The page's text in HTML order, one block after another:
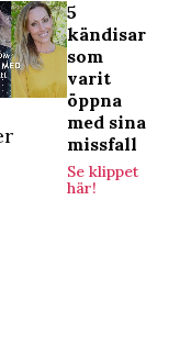
5
kändisar
som
varit
öppna
med sina
missfall
Se klippet
här!